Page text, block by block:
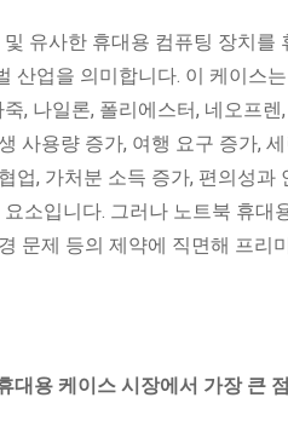
유사한 휴대용 컴퓨팅 장치
산업을 의미합니다. 이 케이스
, 나일론, 폴리에스터, 네오프
사용량 증가, 여행 요구 증가,
업, 가처분 소득 증가, 편의성
소입니다. 그러나 노트북 휴대
문제 등의 제약에 직면해 프리
대용 케이스 시장에서 가장 큰